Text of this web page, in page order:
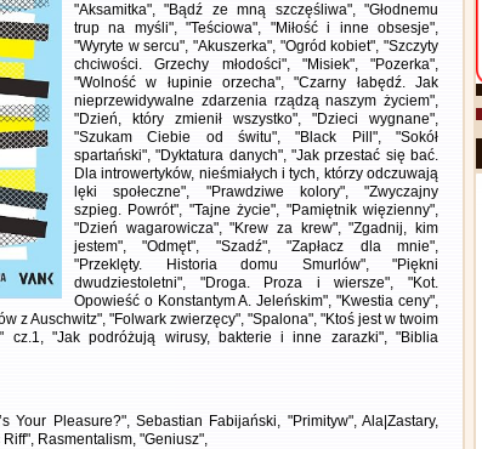
"Aksamitka", "Bądź ze mną szczęśliwa", "Głodnemu
trup na myśli", "Teściowa", "Miłość i inne obsesje",
"Wyryte w sercu", "Akuszerka", "Ogród kobiet", "Szczyty
chciwości. Grzechy młodości", "Misiek", "Pozerka",
"Wolność w łupinie orzecha", "Czarny łabędź. Jak
nieprzewidywalne zdarzenia rządzą naszym życiem",
"Dzień, który zmienił wszystko", "Dzieci wygnane",
"Szukam Ciebie od świtu", "Black Pill", "Sokół
spartański", "Dyktatura danych", "Jak przestać się bać.
Dla introwertyków, nieśmiałych i tych, którzy odczuwają
lęki społeczne", "Prawdziwe kolory", "Zwyczajny
szpieg. Powrót", "Tajne życie", "Pamiętnik więzienny",
"Dzień wagarowicza", "Krew za krew", "Zgadnij, kim
jestem", "Odmęt", "Szadź", "Zapłacz dla mnie",
"Przeklęty. Historia domu Smurlów", "Piękni
dwudziestoletni", "Droga. Proza i wiersze", "Kot.
Opowieść o Konstantym A. Jeleńskim", "Kwestia ceny",
z Auschwitz", "Folwark zwierzęcy", "Spalona", "Ktoś jest w twoim
cz.1, "Jak podróżują wirusy, bakterie i inne zarazki", "Biblia
Your Pleasure?", Sebastian Fabijański, "Primityw", Ala|Zastary,
Rasmentalism, "Geniusz",